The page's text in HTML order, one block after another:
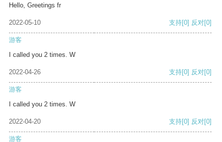
Hello, Greetings fr
2022-05-10 支持[0] 反对[0]
游客
I called you 2 times. W
2022-04-26 支持[0] 反对[0]
游客
I called you 2 times. W
2022-04-20 支持[0] 反对[0]
游客